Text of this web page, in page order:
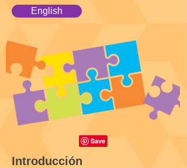
English
Introducción